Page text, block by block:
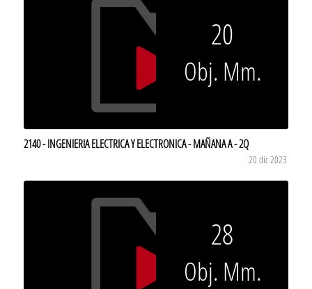
20
Obj. Mm.
2140 - INGENIERIA ELECTRICA Y ELECTRONICA - MAÑANA A - 2Q
20 dic 2023
28
Obj. Mm.